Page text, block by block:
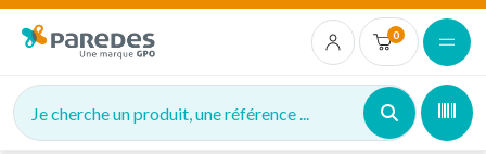
0
Je cherche un produit, une référence ...